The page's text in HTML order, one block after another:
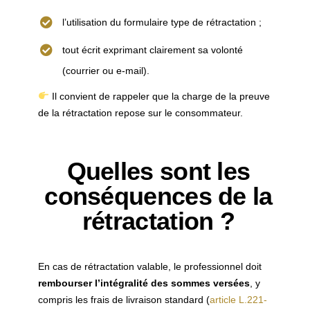
l’utilisation du formulaire type de rétractation ;
tout écrit exprimant clairement sa volonté
(courrier ou e-mail).
Il convient de rappeler que la charge de la preuve
de la rétractation repose sur le consommateur.
Quelles sont les
conséquences de la
rétractation ?
En cas de rétractation valable, le professionnel doit
rembourser l’intégralité des sommes versées , y
compris les frais de livraison standard (article L.221-